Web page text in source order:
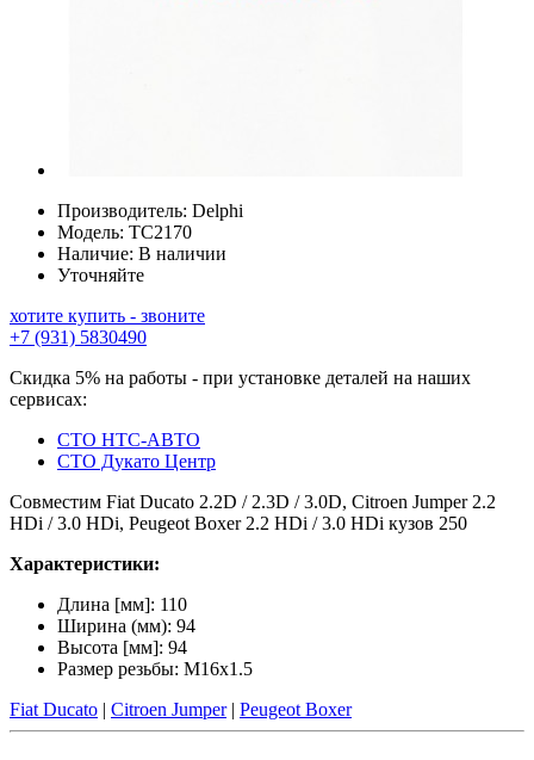
Производитель: Delphi
Модель: TC2170
Наличие: В наличии
Уточняйте
хотите купить - звоните
+7 (931) 5830490
Скидка 5% на работы - при установке деталей на наших
сервисах:
СТО НТС-АВТО
СТО Дукато Центр
Совместим Fiat Ducato 2.2D / 2.3D / 3.0D, Citroen Jumper 2.2
HDi / 3.0 HDi, Peugeot Boxer 2.2 HDi / 3.0 HDi кузов 250
Характеристики:
Длина [мм]: 110
Ширина (мм): 94
Высота [мм]: 94
Размер резьбы: M16x1.5
Fiat Ducato | Citroen Jumper| Peugeot Boxer